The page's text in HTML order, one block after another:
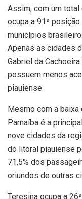
Assim, com um
ocupa a 91ª
municípios
Apenas as cidades
Gabriel da
possuem menos
piauiense.
Mesmo com a
Parnaíba é a
nove cidades da
do litoral piauiense
71,5% dos
oriundos de outras
Teresina ocupa a